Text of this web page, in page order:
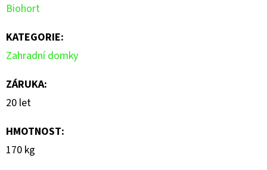
Biohort
KATEGORIE:
Zahradní domky
ZÁRUKA:
20 let
HMOTNOST:
170 kg